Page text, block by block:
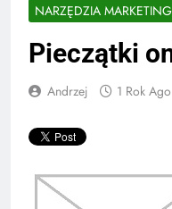
NARZĘDZIA
Pieczątki
Andrzej 1 Rok Ago